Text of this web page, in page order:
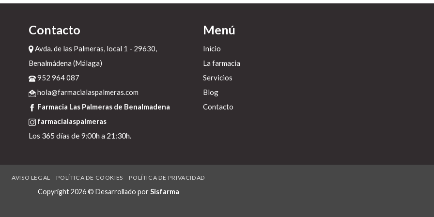
Contacto
Avda. de las Palmeras, local 1 - 29630,
Benalmádena (Málaga)
952 964 087
hola@farmacialaspalmeras.com
Farmacia Las Palmeras de Benalmadena
farmacialaspalmeras
Los 365 días de 9:00h a 21:30h.
Menú
Inicio
La farmacia
Servicios
Blog
Contacto
AVISO LEGAL POLÍTICA DE COOKIES POLÍTICA DE PRIVACIDAD
Copyright 2026 © Desarrollado por Sisfarma